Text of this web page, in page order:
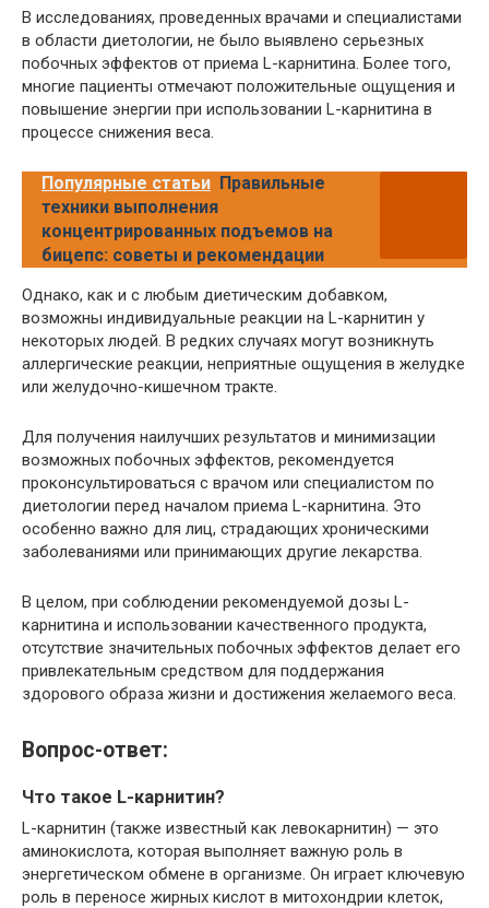
В исследованиях, проведенных врачами и специалистами
в области диетологии, не было выявлено серьезных
побочных эффектов от приема L-карнитина. Более того,
многие пациенты отмечают положительные ощущения и
повышение энергии при использовании L-карнитина в
процессе снижения веса.
Популярные статьи Правильные
техники выполнения
концентрированных подъемов на
бицепс: советы и рекомендации
Однако, как и с любым диетическим добавком,
возможны индивидуальные реакции на L-карнитин у
некоторых людей. В редких случаях могут возникнуть
аллергические реакции, неприятные ощущения в желудке
или желудочно-кишечном тракте.
Для получения наилучших результатов и минимизации
возможных побочных эффектов, рекомендуется
проконсультироваться с врачом или специалистом по
диетологии перед началом приема L-карнитина. Это
особенно важно для лиц, страдающих хроническими
заболеваниями или принимающих другие лекарства.
В целом, при соблюдении рекомендуемой дозы L-
карнитина и использовании качественного продукта,
отсутствие значительных побочных эффектов делает его
привлекательным средством для поддержания
здорового образа жизни и достижения желаемого веса.
Вопрос-ответ:
Что такое L-карнитин?
L-карнитин (также известный как левокарнитин) — это
аминокислота, которая выполняет важную роль в
энергетическом обмене в организме. Он играет ключевую
роль в переносе жирных кислот в митохондрии клеток,